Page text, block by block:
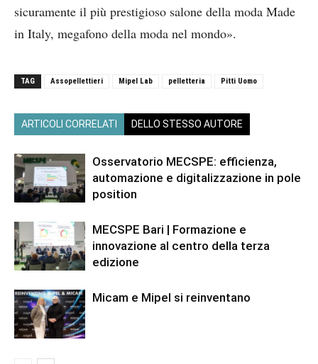
sicuramente il più prestigioso salone della moda Made
in Italy, megafono della moda nel mondo».
TAG Assopellettieri Mipel Lab pelletteria Pitti Uomo
ARTICOLI CORRELATI DELLO STESSO AUTORE
Osservatorio MECSPE: efficienza,
automazione e digitalizzazione in pole
position
MECSPE Bari | Formazione e
innovazione al centro della terza
edizione
Micam e Mipel si reinventano